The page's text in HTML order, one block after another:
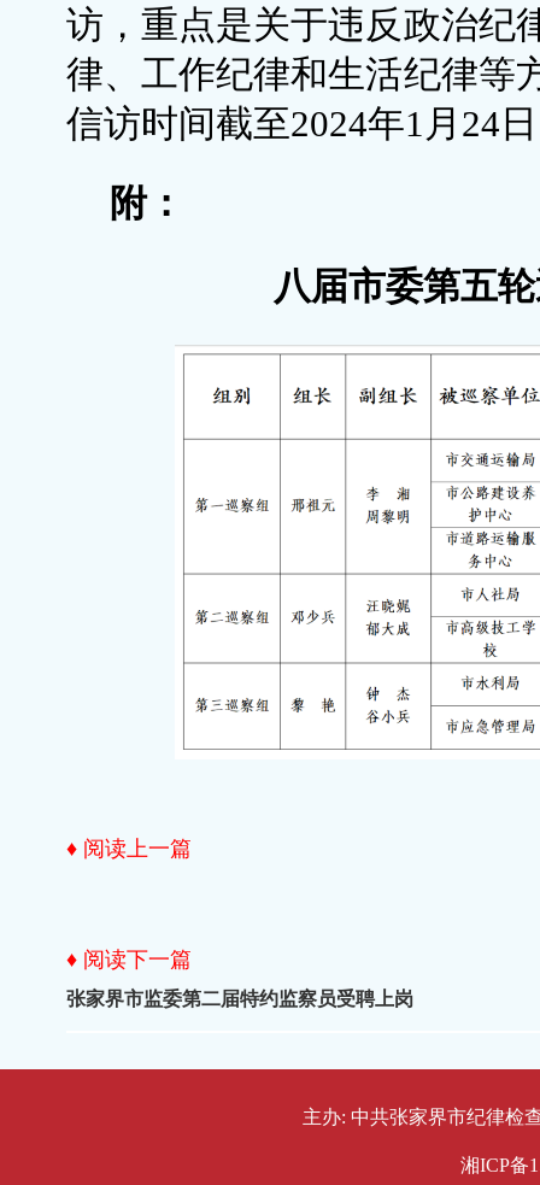
访，重点是关于违反政治纪
律、工作纪律和生活纪律等
信访时间截至2024年1月24
附：
八届市委第五
♦ 阅读上一篇
♦ 阅读下一篇
张家界市监委第二届特约监察员受聘上岗
主办: 中共张家界市纪律检
湘ICP备